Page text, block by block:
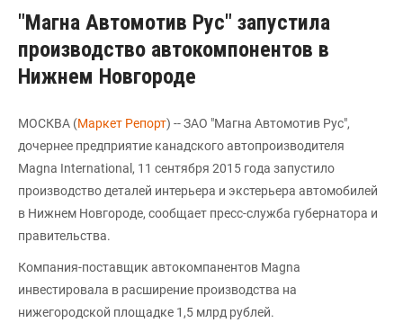
"Магна Автомотив Рус" запустила
производство автокомпонентов в
Нижнем Новгороде
МОСКВА (Маркет Репорт) -- ЗАО "Магна Автомотив Рус",
дочернее предприятие канадского автопроизводителя
Magna International, 11 сентября 2015 года запустило
производство деталей интерьера и экстерьера автомобилей
в Нижнем Новгороде, сообщает пресс-служба губернатора и
правительства.
Компания-поставщик автокомпанентов Magna
инвестировала в расширение производства на
нижегородской площадке 1,5 млрд рублей.